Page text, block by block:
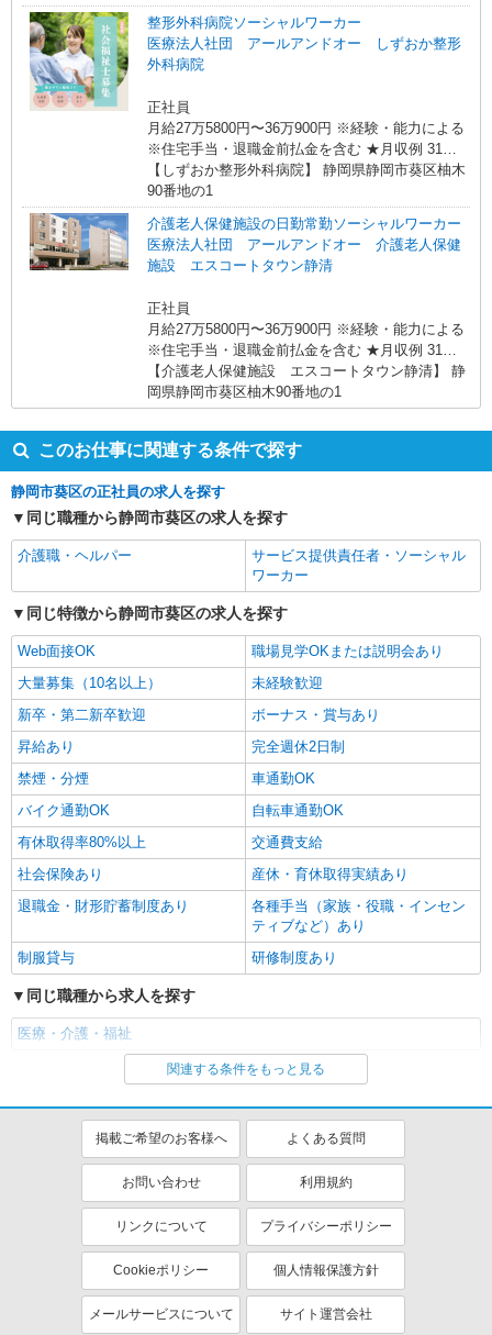
当（上限3万円） 【収入例】 ●34歳・介護福祉
士・リーダー職 月収362,700円／年収5,320,800円
※基本給255200円＋全体業績給＋退職前払金＋賞
与＋各種手当（住宅・技術給・夜勤・夜勤特別）
整形外科病院ソーシャルワーカー
医療法人社団 アールアンドオー しずおか整形
外科病院
正社員
月給27万5800円〜36万900円 ※経験・能力による
※住宅手当・退職金前払金を含む ★月収例 31
歳 社会福祉士 月収32万6020円 年収447万円
基本給27万4220円＋業績給1万5000円＋退職前払
金1万3800円＋手当（住宅2万円＋特別給3000円）
【しずおか整形外科病院】 静岡県静岡市葵区柚木
90番地の1
介護老人保健施設の日勤常勤ソーシャルワーカー
医療法人社団 アールアンドオー 介護老人保健
施設 エスコートタウン静清
正社員
月給27万5800円〜36万900円 ※経験・能力による
※住宅手当・退職金前払金を含む ★月収例 31
歳 社会福祉士 月収32万6020円 年収447万円
基本給27万4220円＋業績給1万5000円＋退職前払
金1万3800円＋手当（住宅2万円＋特別給3000円）
【介護老人保健施設 エスコートタウン静清】 静
岡県静岡市葵区柚木90番地の1
このお仕事に関連する条件で探す
静岡市葵区の正社員の求人を探す
同じ職種から静岡市葵区の求人を探す
介護職・ヘルパー
サービス提供責任者・ソーシャル
ワーカー
同じ特徴から静岡市葵区の求人を探す
Web面接OK
職場見学OKまたは説明会あり
大量募集（10名以上）
未経験歓迎
新卒・第二新卒歓迎
ボーナス・賞与あり
昇給あり
完全週休2日制
禁煙・分煙
車通勤OK
バイク通勤OK
自転車通勤OK
有休取得率80%以上
交通費支給
社会保険あり
産休・育休取得実績あり
退職金・財形貯蓄制度あり
各種手当（家族・役職・インセン
ティブなど）あり
制服貸与
研修制度あり
同じ職種から求人を探す
医療・介護・福祉
同じ特徴から求人を探す
未経験歓迎
ボーナス・賞与あり
交通費支給
産休・育休取得実績あり
関連する条件をもっと見る
掲載ご希望のお客様へ よくある質問
お問い合わせ 利用規約
リンクについて プライバシーポリシー
Cookieポリシー 個人情報保護方針
メールサービスについて サイト運営会社